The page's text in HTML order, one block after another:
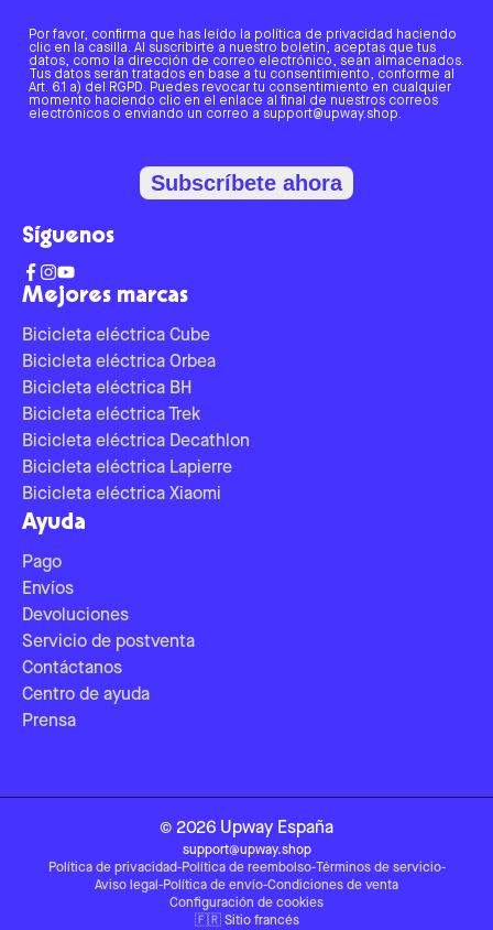
Mejores marcas
Bicicleta eléctrica Cube
Bicicleta eléctrica Orbea
Bicicleta eléctrica BH
Bicicleta eléctrica Trek
Bicicleta eléctrica Decathlon
Bicicleta eléctrica Lapierre
Bicicleta eléctrica Xiaomi
Ayuda
Pago
Envíos
Devoluciones
Servicio de postventa
Contáctanos
Centro de ayuda
Prensa
Por favor, confirma que has leído la política de privacidad haciendo
clic en la casilla. Al suscribirte a nuestro boletín, aceptas que tus
datos, como la dirección de correo electrónico, sean almacenados.
Tus datos serán tratados en base a tu consentimiento, conforme al
Art. 6.1 a) del RGPD. Puedes revocar tu consentimiento en cualquier
momento haciendo clic en el enlace al final de nuestros correos
electrónicos o enviando un correo a support@upway.shop.
Subscríbete ahora
Síguenos
© 2026 Upway España
support@upway.shop
Política de privacidad-Política de reembolso-Términos de servicio-
Aviso legal -Política de envío-Condiciones de venta
Configuración de cookies
🇫🇷 Sitio francés